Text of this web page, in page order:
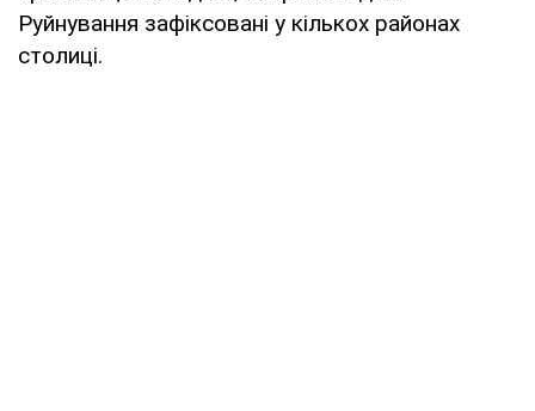
Руйнування зафіксовані у кількох районах
столиці.